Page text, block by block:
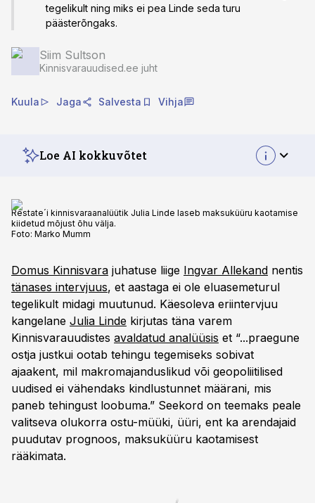
tegelikult ning miks ei pea Linde seda turu
päästerõngaks.
Siim Sultson
Kinnisvarauudised.ee juht
Kuula Jaga Salvesta Vihja
Loe AI kokkuvõtet
Restate´i kinnisvaraanalüütik Julia Linde laseb maksuküüru kaotamise
kiidetud mõjust õhu välja.
Foto: Marko Mumm
Domus Kinnisvara juhatuse liige Ingvar Allekand nentis
tänases intervjuus, et aastaga ei ole eluasemeturul
tegelikult midagi muutunud. Käesoleva eriintervjuu
kangelane Julia Linde kirjutas täna varem
Kinnisvarauudistes avaldatud analüüsis et “...praegune
ostja justkui ootab tehingu tegemiseks sobivat
ajaakent, mil makromajanduslikud või geopoliitilised
uudised ei vähendaks kindlustunnet määrani, mis
paneb tehingust loobuma.” Seekord on teemaks peale
valitseva olukorra ostu-müüki, üüri, ent ka arendajaid
puudutav prognoos, maksuküüru kaotamisest
rääkimata.